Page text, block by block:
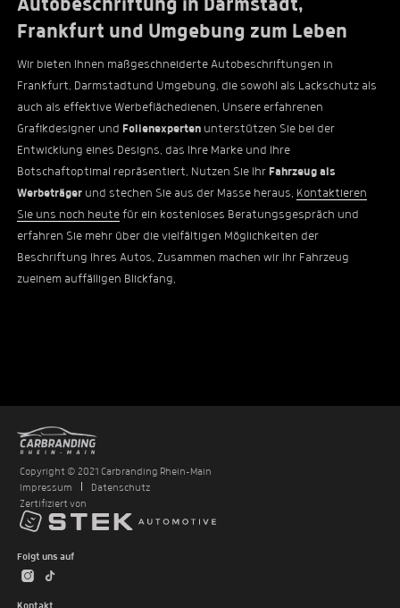
Autobeschriftung in Darmstadt,
Frankfurt und Umgebung zum Leben
Wir bieten Ihnen maßgeschneiderte Autobeschriftungen in
Frankfurt, Darmstadtund Umgebung, die sowohl als Lackschutz als
auch als effektive Werbeflächedienen. Unsere erfahrenen
Grafikdesigner und Folienexperten unterstützen Sie bei der
Entwicklung eines Designs, das Ihre Marke und Ihre
Botschaftoptimal repräsentiert. Nutzen Sie Ihr Fahrzeug als
Werbeträger und stechen Sie aus der Masse heraus. Kontaktieren
Sie uns noch heute für ein kostenloses Beratungsgespräch und
erfahren Sie mehr über die vielfältigen Möglichkeiten der
Beschriftung Ihres Autos. Zusammen machen wir Ihr Fahrzeug
zueinem auffälligen Blickfang.
Copyright © 2021 Carbranding Rhein-Main
Impressum
Datenschutz
Zertifiziert von
Folgt uns auf
Kontakt